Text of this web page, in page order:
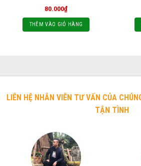
80.000₫
THÊM VÀO GIỎ HÀNG
LIÊN HỆ NHÂN VIÊN TƯ VẤN CỦA
TẬN TÌNH